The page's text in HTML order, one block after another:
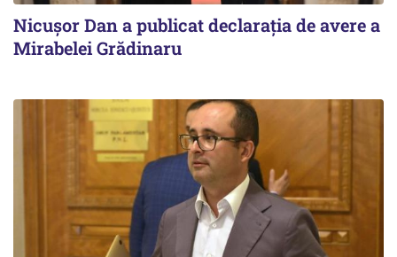
Nicuşor Dan a publicat declaraţia de avere a
Mirabelei Grădinaru